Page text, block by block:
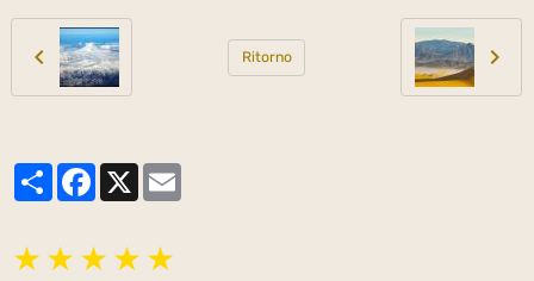
Ritorno
PartagerFacebook
★ ★ ★ ★ ★